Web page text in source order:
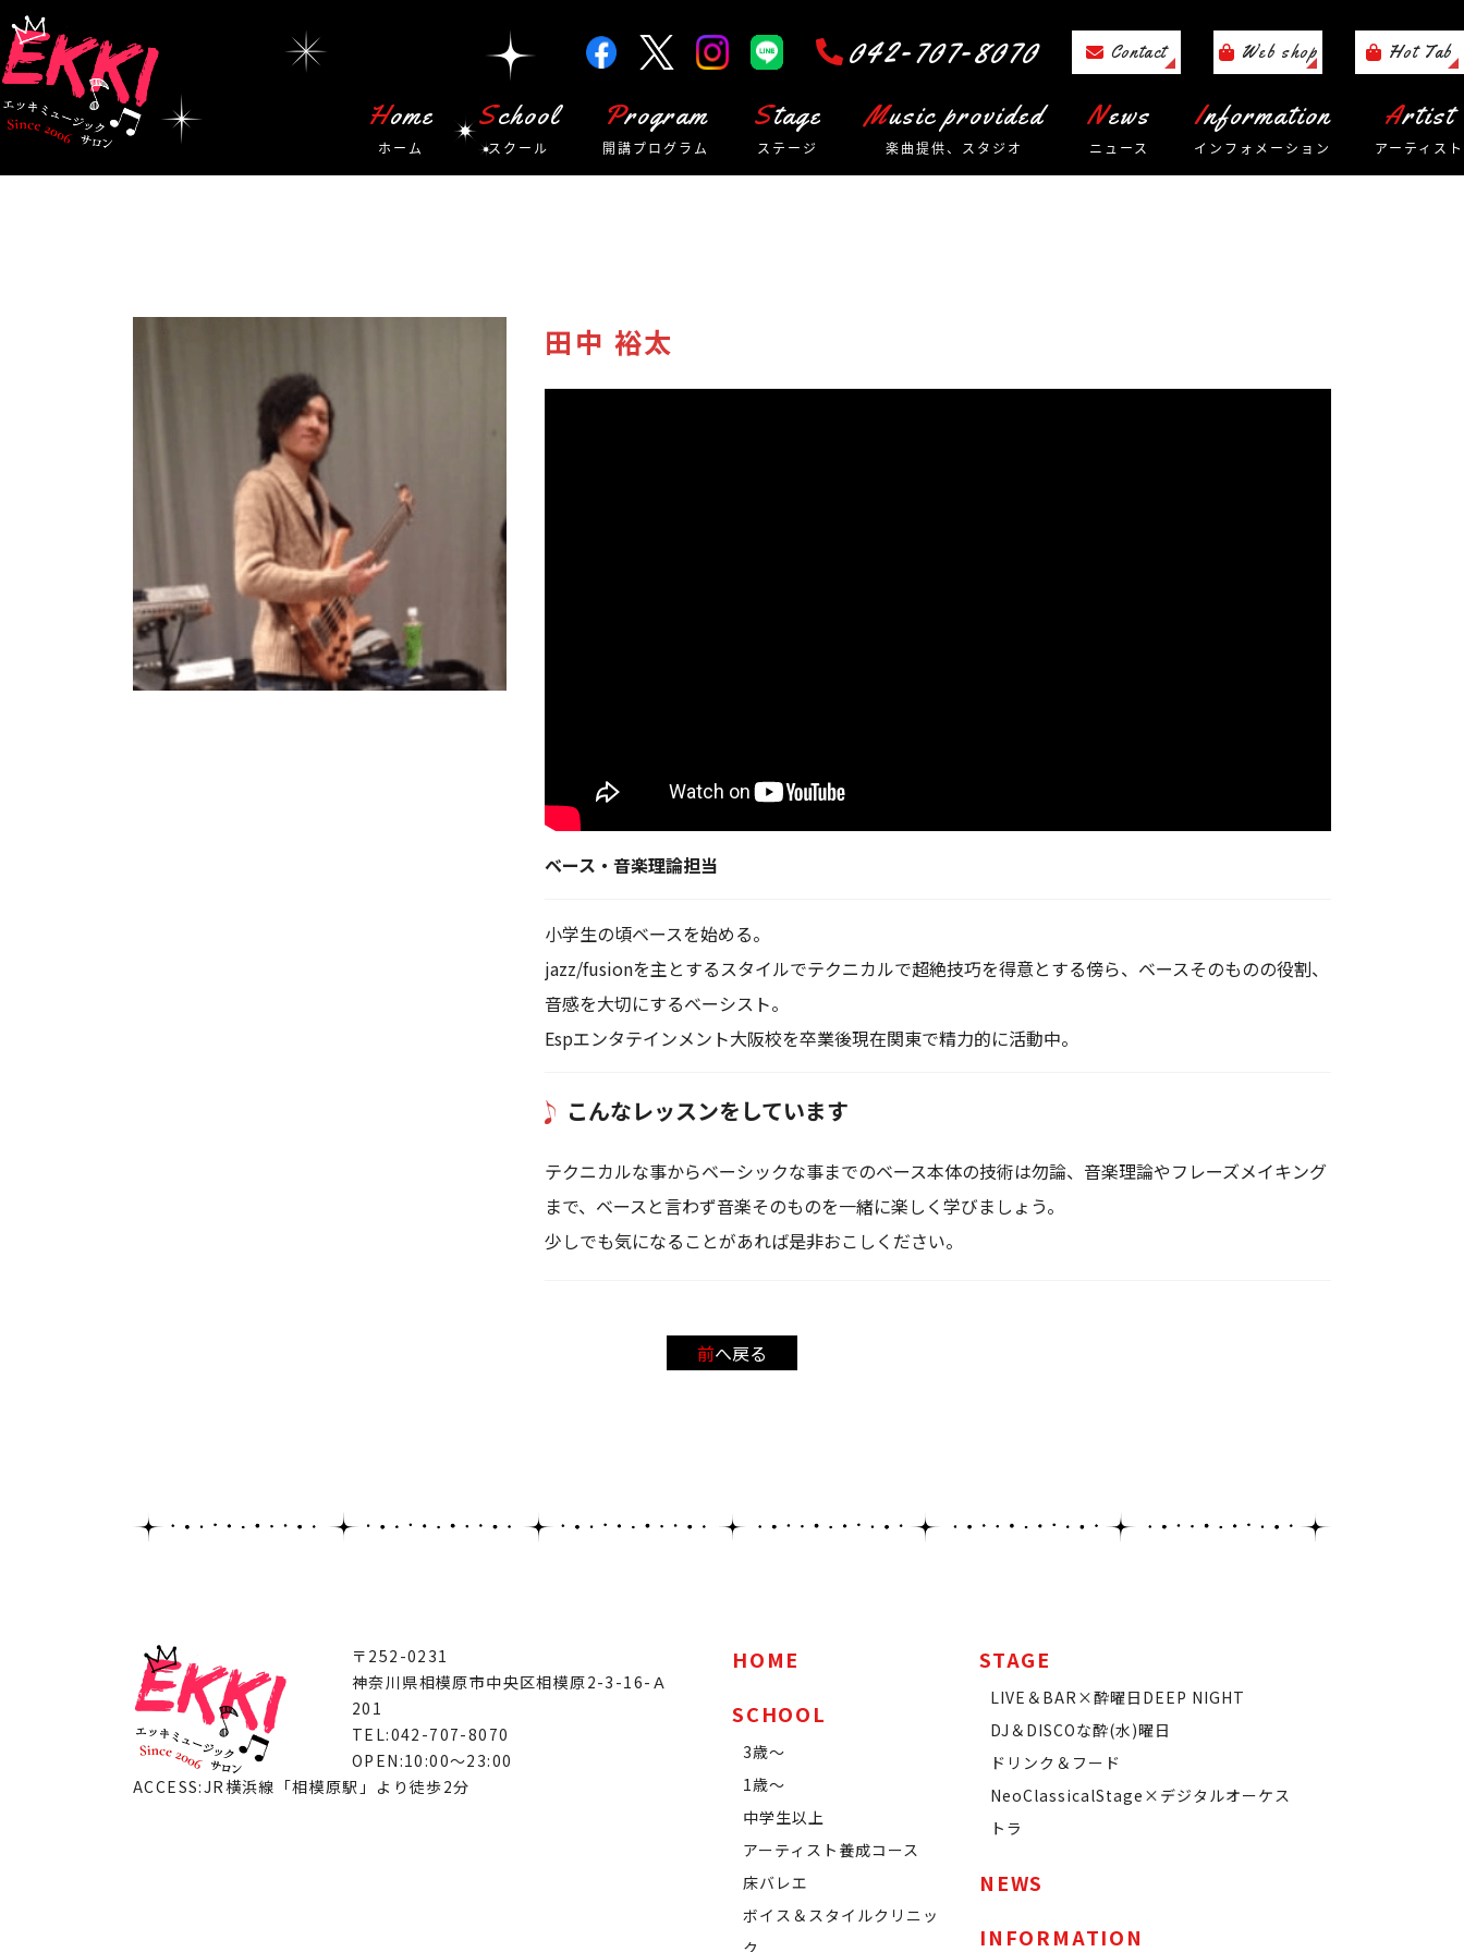
042-707-8070 Contact Web shop Hot Tab
Home
ホーム
School
スクール
Program
開講プログラム
Stage
ステージ
Music provided
楽曲提供、スタジオ
News
ニュース
Information
インフォメーション
Artist
アーティスト
田中 裕太
ベース・音楽理論担当
小学生の頃ベースを始める。
jazz/fusionを主とするスタイルでテクニカルで超絶技巧を得意とする傍ら、ベースそのものの役割、
音感を大切にするベーシスト。
Espエンタテインメント大阪校を卒業後現在関東で精力的に活動中。
こんなレッスンをしています
テクニカルな事からベーシックな事までのベース本体の技術は勿論、音楽理論やフレーズメイキング
まで、ベースと言わず音楽そのものを一緒に楽しく学びましょう。
少しでも気になることがあれば是非おこしください。
前へ戻る
〒252-0231
神奈川県相模原市中央区相模原2-3-16-Ａ
201
TEL:042-707-8070
OPEN:10:00～23:00
ACCESS:JR横浜線「相模原駅」より徒歩2分
HOME
SCHOOL
3歳～
1歳～
中学生以上
アーティスト養成コース
床バレエ
ボイス＆スタイルクリニッ
STAGE
LIVE＆BAR×酔曜日DEEP NIGHT
DJ＆DISCOな酔(水)曜日
ドリンク＆フード
NeoClassicalStage×デジタルオーケス
トラ
NEWS
INFORMATION